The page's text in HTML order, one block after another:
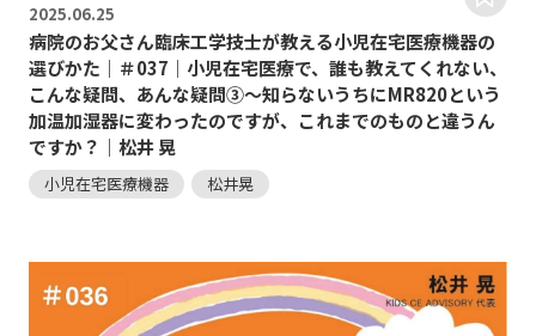
2025.06.25
病院のお父さん臨床工学技士が教える小児在宅医療機器の
選びかた｜＃037｜小児在宅医療で、誰も教えてくれない、
こんな疑問、あんな疑問③～知らないうちにMR820という
加温加湿器に変わったのですが、これまでのものと違うん
ですか？｜松井 晃
小児在宅医療機器 松井晃